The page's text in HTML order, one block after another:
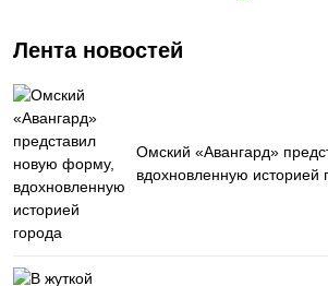
Лента новостей
Омский «Авангард»
вдохновленную историей